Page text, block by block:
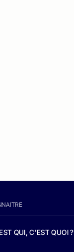
QUI, C'EST QUOI ?